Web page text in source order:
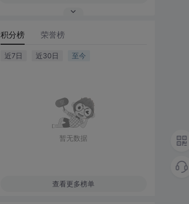
积分榜 荣誉榜
近7日 近30日 至今
暂无数据
查看更多榜单